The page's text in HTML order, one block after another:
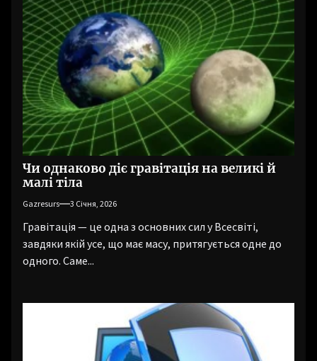
Чи однаково діє гравітація на великі й
малі тіла
Gazresurs 3 Січня, 2026
Гравітація — це одна з основних сил у Всесвіті,
завдяки якій усе, що має масу, притягується одне до
одного. Саме...